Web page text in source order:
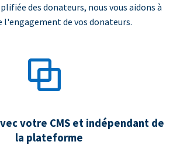
des donateurs, nous vous aidons à
l'engagement de vos donateurs.
votre CMS et indépendant de
la plateforme